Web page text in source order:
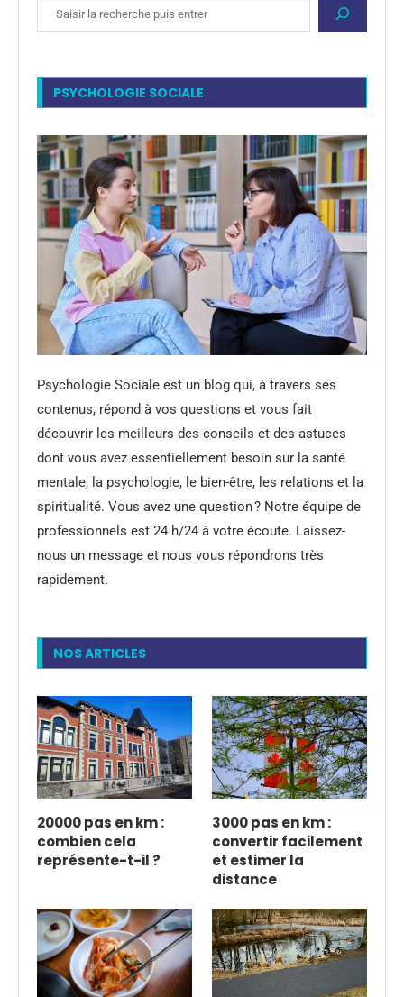
PSYCHOLOGIE SOCIALE
Psychologie Sociale est un blog qui, à travers ses
contenus, répond à vos questions et vous fait
découvrir les meilleurs des conseils et des astuces
dont vous avez essentiellement besoin sur la santé
mentale, la psychologie, le bien-être, les relations et la
spiritualité. Vous avez une question ? Notre équipe de
professionnels est 24 h/24 à votre écoute. Laissez-
nous un message et nous vous répondrons très
rapidement.
NOS ARTICLES
20000 pas en km :
combien cela
représente-t-il ?
3000 pas en km :
convertir facilement
et estimer la
distance